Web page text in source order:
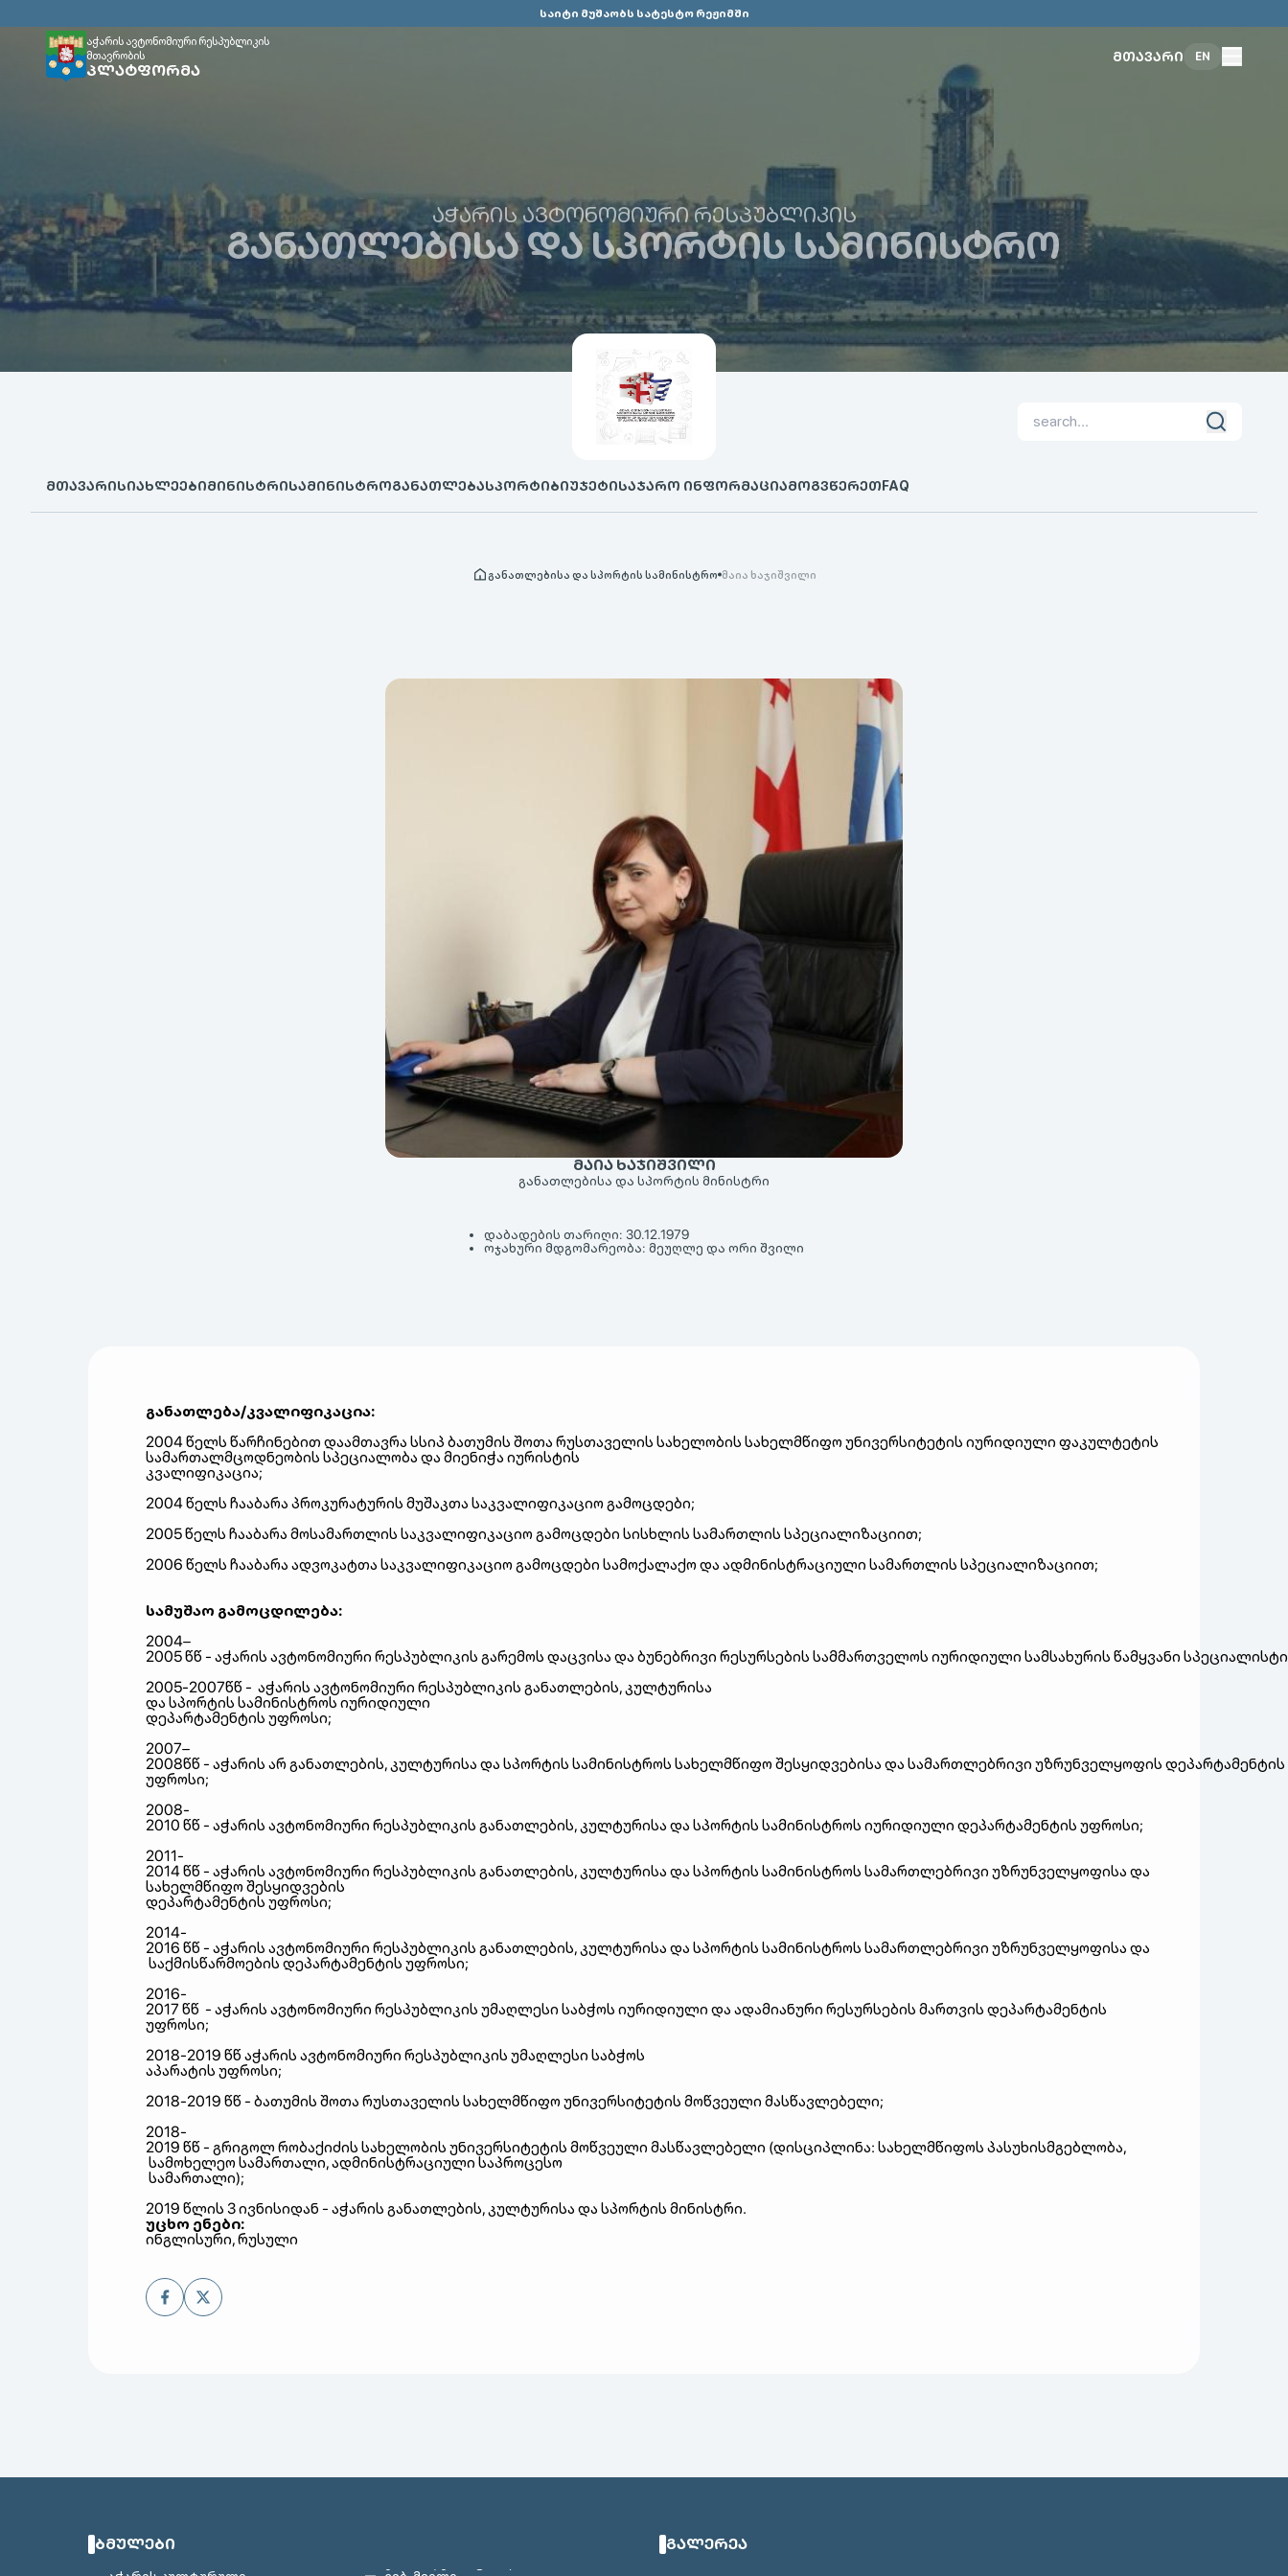
საიტი მუშაობს სატესტო რეჟიმში
აჭარის ავტონომიური რესპუბლიკის
მთავრობის
ᲞᲚᲐᲢᲤᲝᲠᲛᲐ
ᲛᲗᲐᲕᲐᲠᲘ EN
ᲐᲭᲐᲠᲘᲡ ᲐᲕᲢᲝᲜᲝᲛᲘᲣᲠᲘ ᲠᲔᲡᲞᲣᲑᲚᲘᲙᲘᲡ
ᲒᲐᲜᲐᲗᲚᲔᲑᲘᲡᲐ ᲓᲐ ᲡᲞᲝᲠᲢᲘᲡ ᲡᲐᲛᲘᲜᲘᲡᲢᲠᲝ
ᲛᲗᲐᲕᲐᲠᲘᲡᲘᲐᲮᲚᲔᲔᲑᲘᲛᲘᲜᲘᲡᲢᲠᲘᲡᲐᲛᲘᲜᲘᲡᲢᲠᲝᲒᲐᲜᲐᲗᲚᲔᲑᲐᲡᲞᲝᲠᲢᲘᲑᲘᲣᲯᲔᲢᲘᲡᲐᲯᲐᲠᲝ ᲘᲜᲤᲝᲠᲛᲐᲪᲘᲐᲛᲝᲒᲕᲬᲔᲠᲔᲗFAQ
განათლებისა და სპორტის სამინისტრო მაია ხაჯიშვილი
ᲛᲐᲘᲐ ᲮᲐᲯᲘᲨᲕᲘᲚᲘ
განათლებისა და სპორტის მინისტრი
დაბადების თარიღი: 30.12.1979
ოჯახური მდგომარეობა: მეუღლე და ორი შვილი
განათლება/კვალიფიკაცია:
2004წელს წარჩინებით დაამთავრა სსიპ ბათუმის შოთა რუსთაველის სახელობის სახელმწიფო უნივერსიტეტის იურიდიული ფაკულტეტის
სამართალმცოდნეობის სპეციალობა და მიენიჭა იურისტის
კვალიფიკაცია;
2004წელს ჩააბარა პროკურატურის მუშაკთა საკვალიფიკაციო გამოცდები;
2005წელს ჩააბარა მოსამართლის საკვალიფიკაციო გამოცდები სისხლის სამართლის სპეციალიზაციით;
2006 წელს ჩააბარა ადვოკატთა საკვალიფიკაციო გამოცდები სამოქალაქო და ადმინისტრაციული სამართლის სპეციალიზაციით;
სამუშაო გამოცდილება:
2004–
2005წწ- აჭარის ავტონომიური რესპუბლიკის გარემოს დაცვისა და ბუნებრივი რესურსების სამმართველოს იურიდიული სამსახურის წამყვანი სპეციალისტი
2005-2007წწ- აჭარის ავტონომიური რესპუბლიკის განათლების,კულტურისა
და სპორტის სამინისტროს იურიდიული
დეპარტამენტის უფროსი;
2007–
2008წწ- აჭარის არ განათლების,კულტურისა და სპორტის სამინისტროს სახელმწიფო შესყიდვებისა და სამართლებრივი უზრუნველყოფის დეპარტამენტის
უფროსი;
2008-
2010 წწ- აჭარის ავტონომიური რესპუბლიკის განათლების,კულტურისა და სპორტის სამინისტროს იურიდიული დეპარტამენტის უფროსი;
2011-
2014წწ- აჭარის ავტონომიური რესპუბლიკის განათლების,კულტურისა და სპორტის სამინისტროს სამართლებრივი უზრუნველყოფისა და
სახელმწიფო შესყიდვების
დეპარტამენტის უფროსი;
2014-
2016 წწ- აჭარის ავტონომიური რესპუბლიკის განათლების,კულტურისა და სპორტის სამინისტროს სამართლებრივი უზრუნველყოფისა და
საქმისწარმოების დეპარტამენტის უფროსი;
2016-
2017 წწ - აჭარის ავტონომიური რესპუბლიკის უმაღლესი საბჭოს იურიდიული და ადამიანური რესურსების მართვის დეპარტამენტის
უფროსი;
2018-2019 წწაჭარის ავტონომიური რესპუბლიკის უმაღლესი საბჭოს
აპარატის უფროსი;
2018-2019 წწ- ბათუმის შოთა რუსთაველის სახელმწიფო უნივერსიტეტის მოწვეული მასწავლებელი;
2018-
2019 წწ- გრიგოლ რობაქიძის სახელობის უნივერსიტეტის მოწვეული მასწავლებელი (დისციპლინა: სახელმწიფოს პასუხისმგებლობა,
სამოხელეო სამართალი,ადმინისტრაციული საპროცესო
სამართალი);
2019 წლის 3ივნისიდან - აჭარის განათლების,კულტურისა და სპორტის მინისტრი.
უცხო ენები:
ინგლისური,რუსული
ᲑᲛᲣᲚᲔᲑᲘ ᲒᲐᲚᲔᲠᲔᲐ